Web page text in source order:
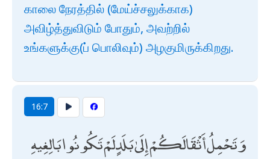
காலை நேரத்தில் (மேய்ச்சலுக்காக)
அவிழ்த்துவிடும் போதும், அவற்றில்
உங்களுக்கு(ப் பொலிவும்) அழகுமிருக்கிறது.
16:7
وَتَحْمِلُ أَثْقَالَكُمْ إِلَىٰ بَلَدٍ لَمْ تَكُونُوا بَالِغِيهِ